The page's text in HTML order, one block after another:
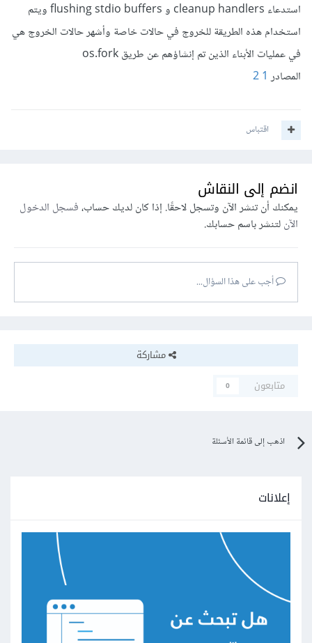
استدعاء cleanup handlers و flushing stdio buffers ويتم
استخدام هذه الطريقة للخروج في حالات خاصة وأشهر حالات الخروج هي
في عمليات الأبناء الذين تم إنشاؤهم عن طريق os.fork
المصادر1
2
اقتباس
انضم إلى النقاش
يمكنك أن تنشر الآن وتسجل لاحقًا. إذا كان لديك حساب،فسجل الدخول
الآنلتنشر باسم حسابك.
أجب على هذا السؤال...
مشاركة
متابعون
0
اذهب إلى قائمة الأسئلة
إعلانات